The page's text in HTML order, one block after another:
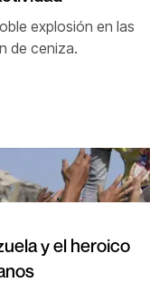
explosión en las
de ceniza.
y el heroico